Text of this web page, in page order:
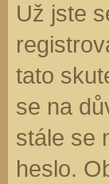
Už jste
tato
se na
stále se
heslo.